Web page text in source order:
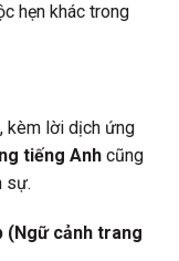
hẹn khác trong
kèm lời dịch ứng
tiếng Anh cũng
sự.
(Ngữ cảnh trang